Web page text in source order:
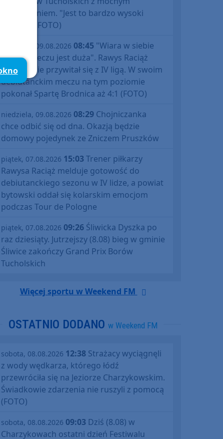
zakończeniem. "Jest to bardzo wysoki
poziom" (FOTO)
niedziela, 09.08.2026 08:45 "Wiara w siebie
po tym meczu jest duża". Rawys Raciąż
znakomicie przywitał się z IV ligą. W swoim
debiutanckim meczu na tym poziomie
pokonał Spartę Brodnica aż 4:1 (FOTO)
niedziela, 09.08.2026 08:29 Chojniczanka
chce odbić się od dna. Okazją będzie
domowy pojedynek ze Zniczem Pruszków
piątek, 07.08.2026 15:03Trener piłkarzy
Rawysa Raciąż melduje gotowość do
debiutanckiego sezonu w IV lidze, a powiat
bytowski oddał się kolarskim emocjom
podczas Tour de Pologne
piątek, 07.08.2026 09:26 Śliwicka Dyszka po
raz dziesiąty. Jutrzejszy (8.08) bieg w gminie
Śliwice zakończy Grand Prix Borów
Tucholskich
Więcej sportu w Weekend FM
OSTATNIO DODANO w Weekend FM
sobota, 08.08.2026 12:38 Strażacy wyciągnęli
z wody wędkarza, którego łódź
przewróciła się na Jeziorze Charzykowskim.
Świadkowie zdarzenia nie ruszyli z pomocą
(FOTO)
sobota, 08.08.2026 09:03 Dziś (8.08) w
Charzykowach ostatni dzień Festiwalu